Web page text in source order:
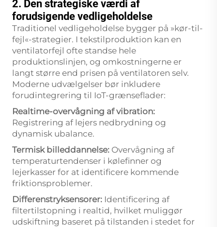
2. Den strategiske værdi af
forudsigende vedligeholdelse
Traditionel vedligeholdelse bygger på »kør-til-
fejl«-strategier. I tekstilproduktion kan en
ventilatorfejl ofte standse hele
produktionslinjen, og omkostningerne er
langt større end prisen på ventilatoren selv.
Moderne udvælgelser bør inkludere
forudintegrering til IoT-grænseflader:
Realtime-overvågning af vibration:
Registrering af lejers nedbrydning og
dynamisk ubalance.
Termisk billeddannelse: Overvågning af
temperaturtendenser i kølefinner og
lejerkasser for at identificere kommende
friktionsproblemer.
Differenstryksensorer: Identificering af
filtertilstopning i realtid, hvilket muliggør
udskiftning baseret på tilstanden i stedet for